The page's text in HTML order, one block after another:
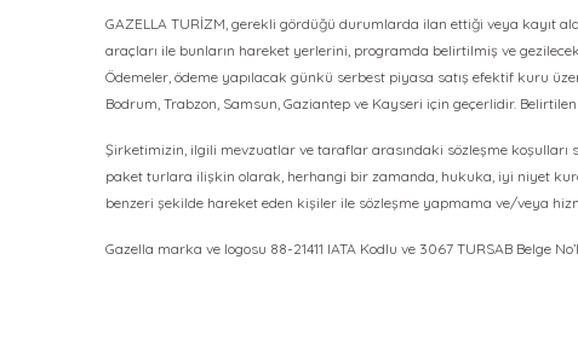
GAZELLA TURİZM, gerekli gördüğü durumlarda ilan ettiği veya kayıt
araçları ile bunların hareket yerlerini, programda belirtilmiş ve
Ödemeler, ödeme yapılacak günkü serbest piyasa satış efektif kuru
Bodrum, Trabzon, Samsun, Gaziantep ve Kayseri için geçerlidir.
Şirketimizin, ilgili mevzuatlar ve taraflar arasındaki sözleşme
paket turlara ilişkin olarak, herhangi bir zamanda, hukuka, iyi niyet
benzeri şekilde hareket eden kişiler ile sözleşme yapmama ve/veya
Gazella marka ve logosu 88-21411 IATA Kodlu ve 3067 TURSAB Belge